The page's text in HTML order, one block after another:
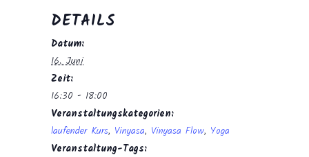
DETAILS
Datum:
16. Juni
Zeit:
16:30 - 18:00
Veranstaltungskategorien:
laufender Kurs, Vinyasa, Vinyasa Flow, Yoga
Veranstaltung-Tags: